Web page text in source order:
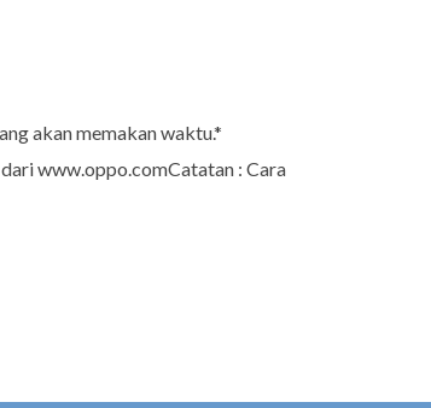
akan memakan waktu.*
www.oppo.comCatatan : Cara